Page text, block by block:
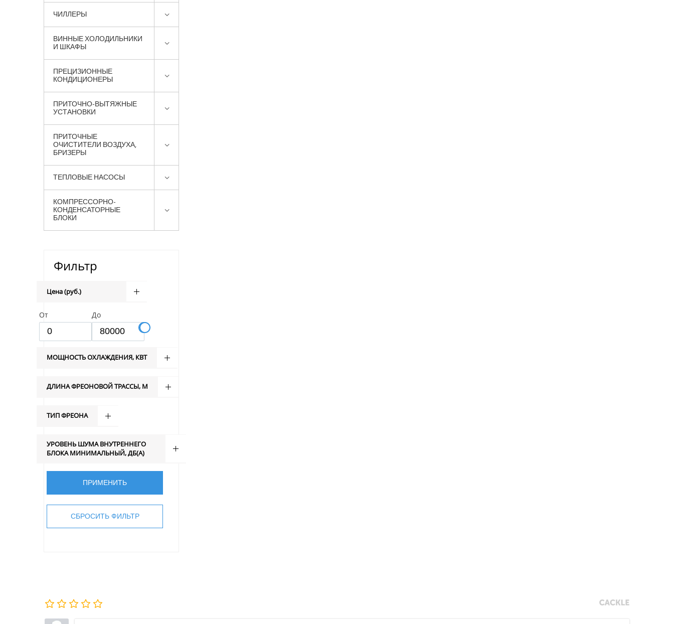
ЧИЛЛЕРЫ
ВИННЫЕ ХОЛОДИЛЬНИКИ
И ШКАФЫ
ПРЕЦИЗИОННЫЕ
КОНДИЦИОНЕРЫ
ПРИТОЧНО-ВЫТЯЖНЫЕ
УСТАНОВКИ
ПРИТОЧНЫЕ
ОЧИСТИТЕЛИ ВОЗДУХА,
БРИЗЕРЫ
ТЕПЛОВЫЕ НАСОСЫ
КОМПРЕССОРНО-
КОНДЕНСАТОРНЫЕ
БЛОКИ
Фильтр
Цена (руб.)
От До
МОЩНОСТЬ ОХЛАЖДЕНИЯ, КВТ
ДЛИНА ФРЕОНОВОЙ ТРАССЫ, М
ТИП ФРЕОНА
УРОВЕНЬ ШУМА ВНУТРЕННЕГО
БЛОКА МИНИМАЛЬНЫЙ, ДБ(А)